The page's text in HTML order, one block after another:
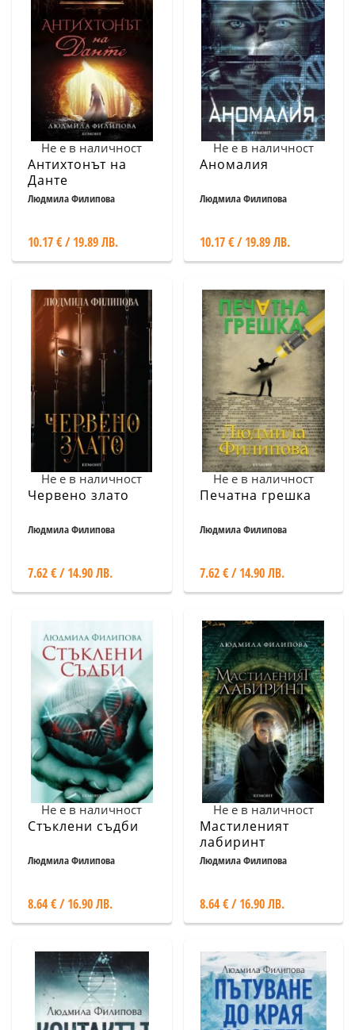
Не е в наличност
Антихтонът на
Данте
Людмила Филипова
10.17 € / 19.89 ЛВ.
Не е в наличност
Аномалия
Людмила Филипова
10.17 € / 19.89 ЛВ.
Не е в наличност
Червено злато
Людмила Филипова
7.62 € / 14.90 ЛВ.
Не е в наличност
Печатна грешка
Людмила Филипова
7.62 € / 14.90 ЛВ.
Не е в наличност
Стъклени съдби
Людмила Филипова
8.64 € / 16.90 ЛВ.
Не е в наличност
Мастиленият
лабиринт
Людмила Филипова
8.64 € / 16.90 ЛВ.